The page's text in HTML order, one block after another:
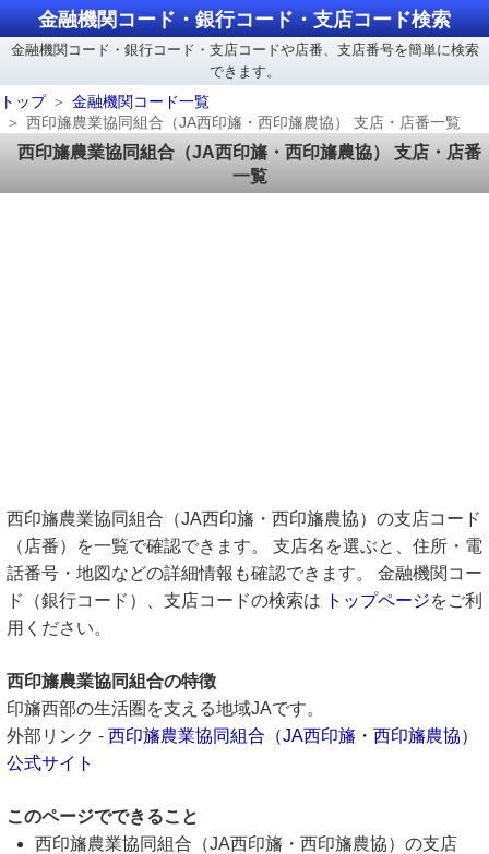
金融機関コード・銀行コード・支店コード検索
金融機関コード・銀行コード・支店コードや店番、支店番号を簡単に検索
できます。
トップ
金融機関コード一覧
西印旛農業協同組合（JA西印旛・西印旛農協） 支店・店番一覧
西印旛農業協同組合（JA西印旛・西印旛農協） 支店・店番
一覧
西印旛農業協同組合（JA西印旛・西印旛農協）の支店コード
（店番）を一覧で確認できます。 支店名を選ぶと、住所・電
話番号・地図などの詳細情報も確認できます。 金融機関コー
ド（銀行コード）、支店コードの検索は
トップページをご利
用ください。
西印旛農業協同組合の特徴
印旛西部の生活圏を支える地域JAです。
外部リンク - 西印旛農業協同組合（JA西印旛・西印旛農協）
公式サイト
このページでできること
西印旛農業協同組合（JA西印旛・西印旛農協）の支店